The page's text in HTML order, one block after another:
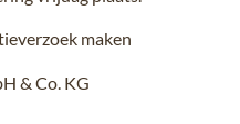
maken
& Co. KG